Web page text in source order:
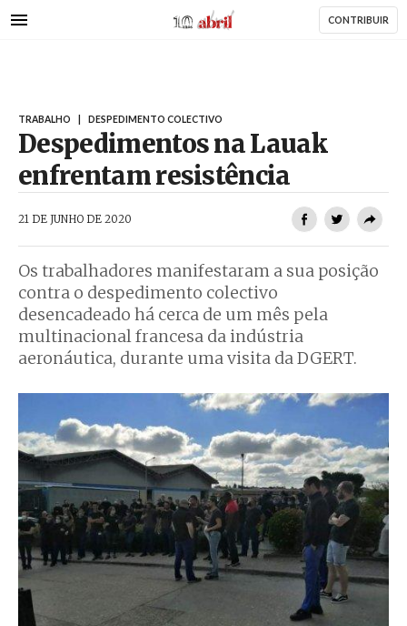
para
AbrilAbril CONTRIBUIR
TRABALHO DESPEDIMENTO COLECTIVO
Despedimentos na Lauak
enfrentam resistência
21 DE JUNHO DE 2020
Os trabalhadores manifestaram a sua posição
contra o despedimento colectivo
desencadeado há cerca de um mês pela
multinacional francesa da indústria
aeronáutica, durante uma visita da DGERT.